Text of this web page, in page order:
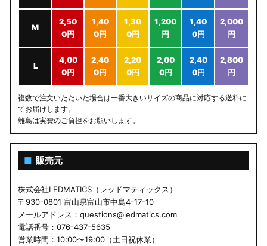
M
2,50
0円
1,40
0円
1,30
0円
1,200
円
1,40
0円
2,000
円
L
4,00
0円
2,40
0円
2,20
0円
2,00
0円
2,40
0円
2,800
円
複数で注文いただいた場合は一番大きいサイズの商品に対応する送料に
てお届けします。
離島は実費のご負担をお願いします。
■ 販売元
株式会社LEDMATICS（レッドマティックス）
〒930-0801 富山県富山市中島4-17-10
メールアドレス：questions@ledmatics.com
電話番号：076-437-5635
営業時間：10:00〜19:00（土日祝休業）